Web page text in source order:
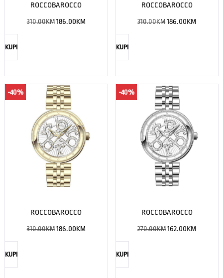
ROCCOBAROCCO
310.00KM 186.00KM
KUPI
ROCCOBAROCCO
310.00KM186.00KM
KUPI
-40%
ROCCOBAROCCO
310.00KM 186.00KM
KUPI
-40%
ROCCOBAROCCO
270.00KM162.00KM
KUPI